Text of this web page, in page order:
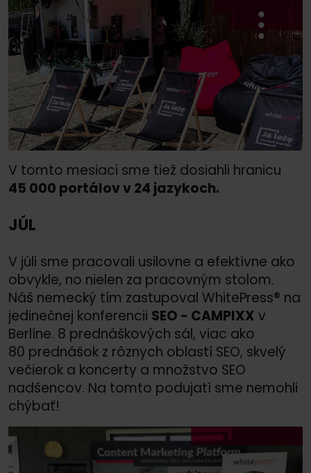
V tomto mesiaci sme tiež dosiahli hranicu
45 000 portálov v 24 jazykoch.
JÚL
V júli sme pracovali usilovne a efektívne ako
obvykle, no nielen za pracovným stolom.
Náš nemecký tím zastupoval WhitePress® na
jedinečnej konferencii SEO - CAMPIXX v
Berlíne. 8 prednáškových sál, viac ako
80 prednášok z rôznych oblastí SEO, skvelý
večierok a koncerty a množstvo SEO
nadšencov. Na tomto podujatí sme nemohli
chýbať!